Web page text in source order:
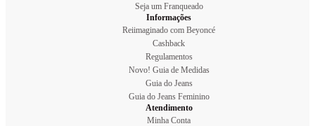
Seja um Franqueado
Informações
Reiimaginado com Beyoncé
Cashback
Regulamentos
Novo! Guia de Medidas
Guia do Jeans
Guia do Jeans Feminino
Atendimento
Minha Conta